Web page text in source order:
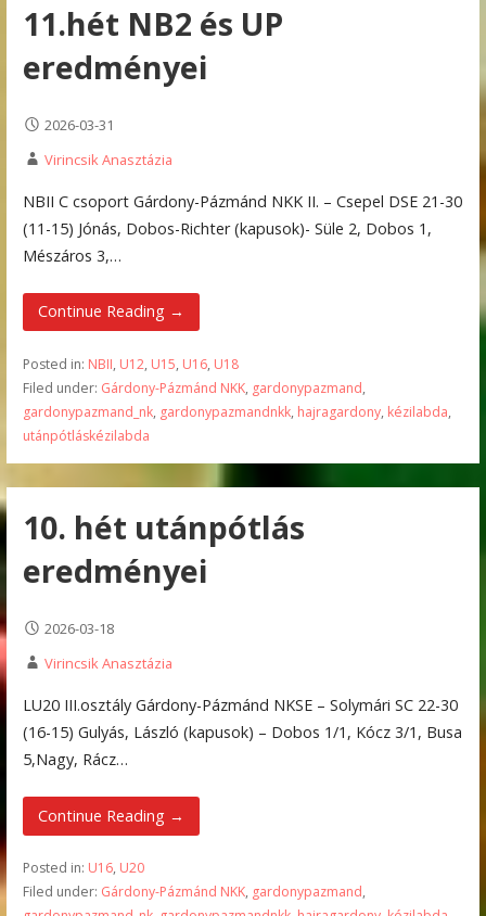
11.hét NB2 és UP
eredményei
2026-03-31
Virincsik Anasztázia
NBII C csoport Gárdony-Pázmánd NKK II. – Csepel DSE 21-30
(11-15) Jónás, Dobos-Richter (kapusok)- Süle 2, Dobos 1,
Mészáros 3,…
Continue Reading →
Posted in: NBII, U12, U15, U16, U18
Filed under: Gárdony-Pázmánd NKK, gardonypazmand,
gardonypazmand_nk, gardonypazmandnkk, hajragardony, kézilabda,
utánpótláskézilabda
10. hét utánpótlás
eredményei
2026-03-18
Virincsik Anasztázia
LU20 III.osztály Gárdony-Pázmánd NKSE – Solymári SC 22-30
(16-15) Gulyás, László (kapusok) – Dobos 1/1, Kócz 3/1, Busa
5,Nagy, Rácz…
Continue Reading →
Posted in: U16, U20
Filed under: Gárdony-Pázmánd NKK, gardonypazmand,